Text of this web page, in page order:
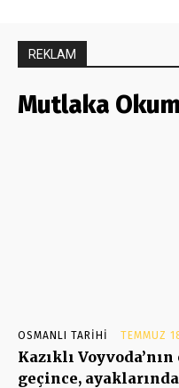
REKLAM
Mutlaka
OSMANLI TARIHI TEMMUZ
Kazıklı
geçince,